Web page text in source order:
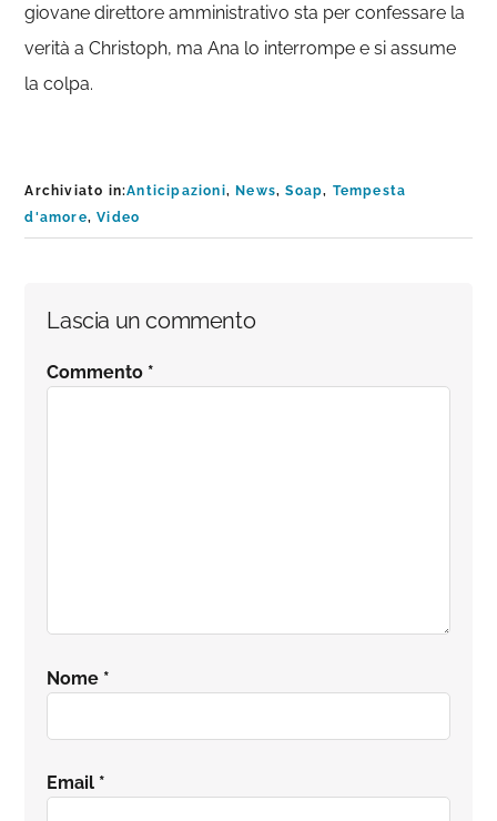
giovane direttore amministrativo sta per confessare la
verità a Christoph, ma Ana lo interrompe e si assume
la colpa.
Archiviato in:Anticipazioni,News,Soap, Tempesta
d'amore,Video
Interazioni
del
Lascia un commento
Commento *
Nome *
Email *